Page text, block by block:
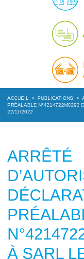
ACCUEIL > PUBLICATIONS >
PRÉALABLE N°4214722M0293
22/11/2022
ARRÊTÉ
À SARL